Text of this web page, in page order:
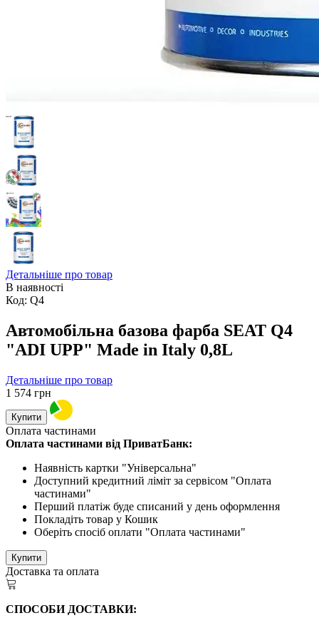
Детальніше про товар
В наявності
Код: Q4
Автомобільна базова фарба SEAT Q4
"ADI UPP" Made in Italy 0,8L
Детальніше про товар
1 574 грн
Купити
Оплата частинами
Оплата частинами від ПриватБанк:
Наявність картки "Універсальна"
Доступний кредитний ліміт за сервісом "Оплата
частинами"
Перший платіж буде списаний у день оформлення
Покладіть товар у Кошик
Оберіть спосіб оплати "Оплата частинами"
Купити
Доставка та оплата
СПОСОБИ ДОСТАВКИ: